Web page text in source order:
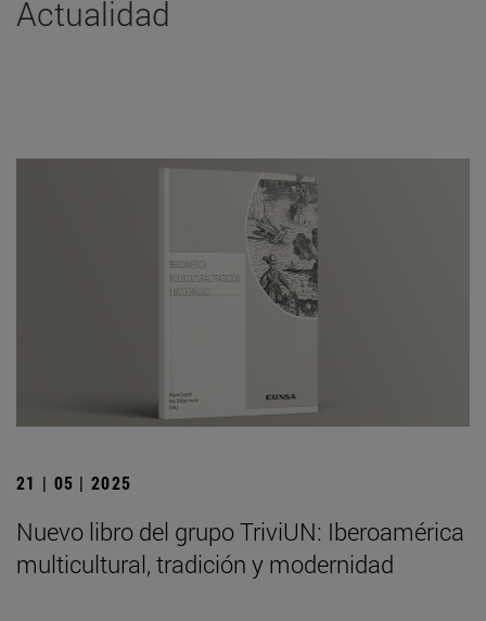
Actualidad
21 | 05 | 2025
Nuevo libro del grupo TriviUN: Iberoamérica
multicultural, tradición y modernidad